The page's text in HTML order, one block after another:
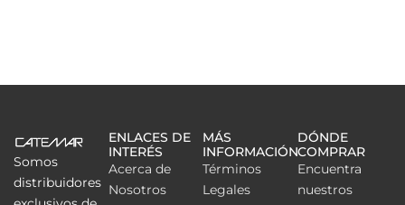
Somos
distribuidores
ENLACES DE
INTERÉS
Acerca de
Nosotros
MÁS
INFORMACIÓN
Términos
Legales
DÓNDE
COMPRAR
Encuentra
nuestros